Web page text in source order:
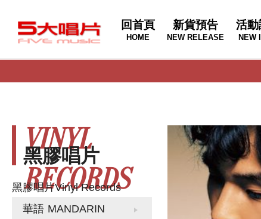
回首頁
HOME
新貨預告
NEW RELEASE
活動
NEW
黑膠唱片
VINYL
RECORDS
黑膠唱片Vinyl Records
華語 MANDARIN